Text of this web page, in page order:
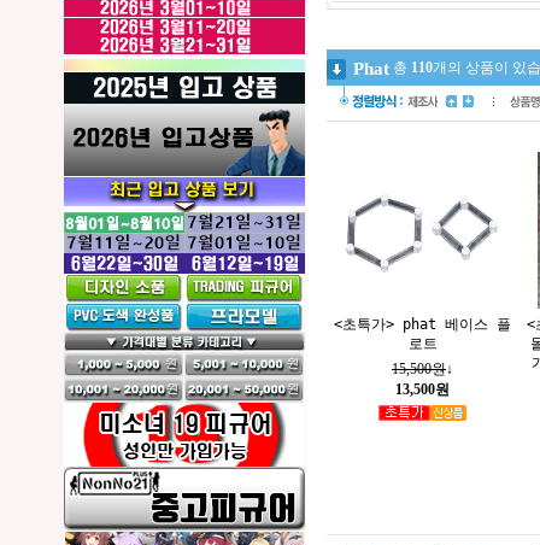
Phat 총 110개의 상품이 있
<초특가> phat 베이스 플
로트
15,500원↓
13,500원
<